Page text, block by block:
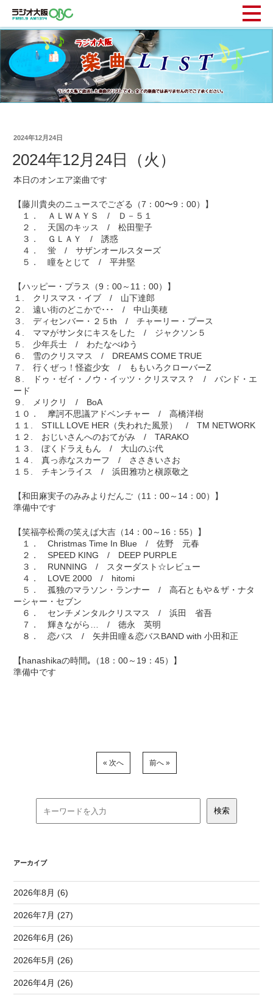
2024年12月24日
2024年12月24日（火）
本日のオンエア楽曲です
【藤川貴央のニュースでござる（7：00〜9：00）】
１． ＡＬＷＡＹＳ / Ｄ－５１
２． 天国のキッス / 松田聖子
３． ＧＬＡＹ / 誘惑
４． 蛍 / サザンオールスターズ
５． 瞳をとじて / 平井堅
【ハッピー・プラス（9：00～11：00）】
１. クリスマス・イブ / 山下達郎
２. 遠い街のどこかで･･･ / 中山美穂
３. ディセンバー・２５th / チャーリー・プース
４. ママがサンタにキスをした / ジャクソン５
５. 少年兵士 / わたなべゆう
６. 雪のクリスマス / DREAMS COME TRUE
７. 行くぜっ！怪盗少女 / ももいろクローバーZ
８. ドゥ・ゼイ・ノウ・イッツ・クリスマス？ / バンド・エ
ード
９. メリクリ / BoA
１０． 摩訶不思議アドベンチャー / 高橋洋樹
１１. STILL LOVE HER（失われた風景） / TM NETWORK
１２. おじいさんへのおてがみ / TARAKO
１３. ぼくドラえもん / 大山のぶ代
１４. 真っ赤なスカーフ / ささきいさお
１５. チキンライス / 浜田雅功と槇原敬之
【和田麻実子のみみよりだんご（11：00～14：00）】
準備中です
【笑福亭松喬の笑えば大吉（14：00～16：55）】
１． Christmas Time In Blue / 佐野 元春
２． SPEED KING / DEEP PURPLE
３． RUNNING / スターダスト☆レビュー
４． LOVE 2000 / hitomi
５． 孤独のマラソン・ランナー / 高石ともや＆ザ・ナタ
ーシャー・セブン
６． センチメンタルクリスマス / 浜田 省吾
７． 輝きながら… / 徳永 英明
８． 恋バス / 矢井田瞳＆恋バスBAND with 小田和正
【hanashikaの時間｡（18：00～19：45）】
準備中です
« 次へ 前へ »
アーカイブ
2026年8月 (6)
2026年7月 (27)
2026年6月 (26)
2026年5月 (26)
2026年4月 (26)